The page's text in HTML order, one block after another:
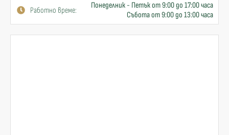
Работно време:
Понеделник - Петък от 9:00 до 17:00 часа
Събота от 9:00 до 13:00 часа